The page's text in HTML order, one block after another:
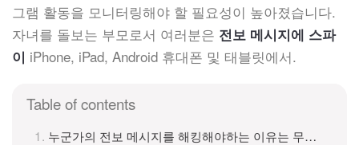
그램 활동을 모니터링해야 할 필요성이 높아졌습니다.
자녀를 돌보는 부모로서 여러분은 전보 메시지에 스파
이 iPhone, iPad, Android 휴대폰 및 태블릿에서.
Table of contents
누군가의 전보 메시지를 해킹해야하는 이유는 무엇입니까?